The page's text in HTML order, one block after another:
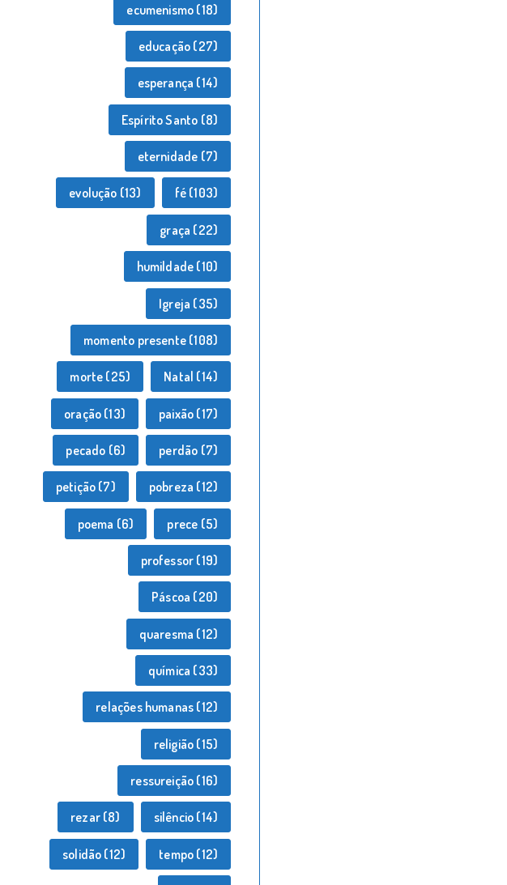
ecumenismo (18)
educação (27)
esperança (14)
Espírito Santo (8)
eternidade (7)
evolução (13) fé (103)
graça (22)
humildade (10)
Igreja (35)
momento presente (108)
morte (25) Natal (14)
oração (13) paixão (17)
pecado (6) perdão (7)
petição (7) pobreza (12)
poema (6) prece (5)
professor (19)
Páscoa (20)
quaresma (12)
química (33)
relações humanas (12)
religião (15)
ressureição (16)
rezar(8) silêncio (14)
solidão (12) tempo (12)